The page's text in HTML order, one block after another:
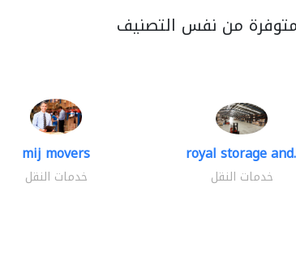
من نفس التصنيف
mij movers
خدمات النقل
royal storage
خدمات النقل